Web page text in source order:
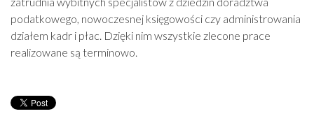
podatkowego, nowoczesnej księgowości czy administrowania
działem kadr i płac. Dzięki nim wszystkie zlecone prace
realizowane są terminowo.